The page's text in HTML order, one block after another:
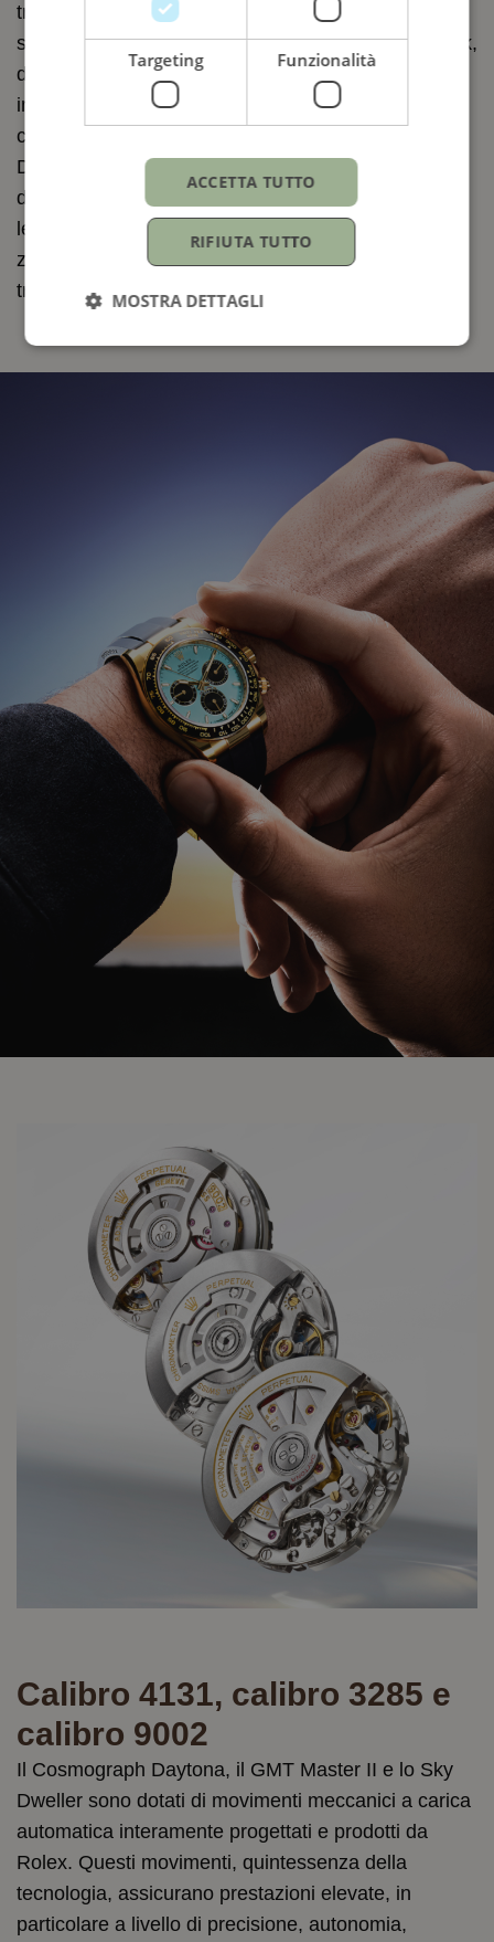
tripla impermeabilizzazione e protetta da apposite
spallette ricavate nella carrure, o la corona Twinlock,
dotata di un sistema di doppia
impermeabilizzazione, è saldamente avvitata alla
cassa, alla stregua dei pulsanti nel Cosmograph
Daytona. Il vetro, sovrastato dalla lente
d’ingrandimento Cyclope a ore 3 per facilitare la
lettura della data, se il modello la prevede, è in
zaffiro praticamente antiscalfitture e beneficia di un
trattamento antiriflesso.
Calibro 4131, calibro 3285 e
calibro 9002
Il Cosmograph Daytona, il GMT Master II e lo Sky
Dweller sono dotati di movimenti meccanici a carica
automatica interamente progettati e prodotti da
Rolex. Questi movimenti, quintessenza della
tecnologia, assicurano prestazioni elevate, in
particolare a livello di precisione, autonomia,
Targeting Funzionalità
ACCETTA TUTTO
RIFIUTA TUTTO
MOSTRA DETTAGLI